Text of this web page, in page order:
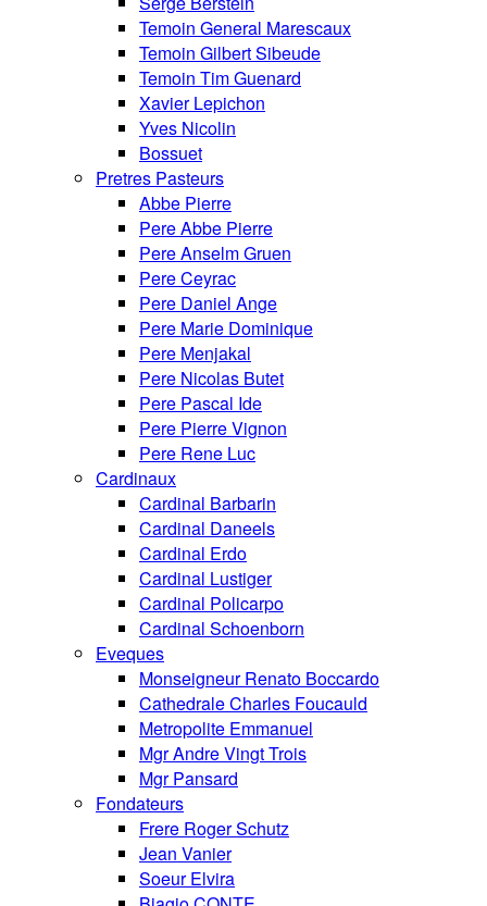
Temoin General Marescaux
Temoin Gilbert Sibeude
Temoin Tim Guenard
Xavier Lepichon
Yves Nicolin
Bossuet
Pretres Pasteurs
Abbe Pierre
Pere Abbe Pierre
Pere Anselm Gruen
Pere Ceyrac
Pere Daniel Ange
Pere Marie Dominique
Pere Menjakal
Pere Nicolas Butet
Pere Pascal Ide
Pere Pierre Vignon
Pere Rene Luc
Cardinaux
Cardinal Barbarin
Cardinal Daneels
Cardinal Erdo
Cardinal Lustiger
Cardinal Policarpo
Cardinal Schoenborn
Eveques
Monseigneur Renato Boccardo
Cathedrale Charles Foucauld
Metropolite Emmanuel
Mgr Andre Vingt Trois
Mgr Pansard
Fondateurs
Frere Roger Schutz
Jean Vanier
Soeur Elvira